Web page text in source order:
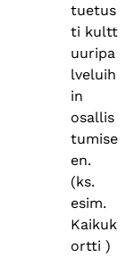
tuetus
ti kultt
uuripa
lveluih
in
osallis
tumise
en.
(ks.
esim.
Kaikuk
ortti )